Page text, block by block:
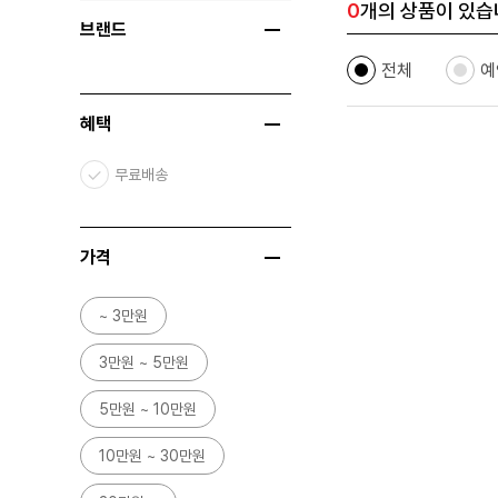
브랜드
혜택
무료배송
가격
~ 3만원
3만원 ~ 5만원
5만원 ~ 10만원
10만원 ~ 30만원
0개의 상품이 있습
전체